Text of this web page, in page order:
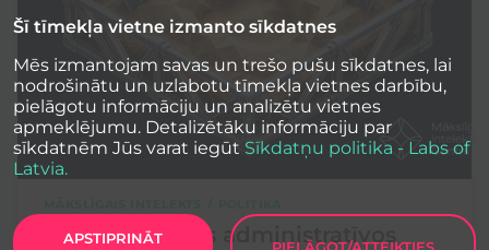
Pieņem pirmos administratīvos
Šī tīmekļa vietne izmanto sīkdatnes
Mēs izmantojam savas un trešo pušu sīkdatnes, lai
nodrošinātu un uzlabotu tīmekļa vietnes darbību,
pielāgotu informāciju un analizētu vietnes
apmeklējumu. Detalizētāku informāciju par
sīkdatnēm Jūs varat iegūt Sīkdatņu politika - Labs of
Latvia.
APSTIPRINĀT